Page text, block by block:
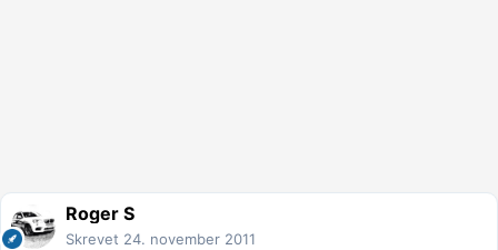
Roger S
Skrevet 24. november 2011